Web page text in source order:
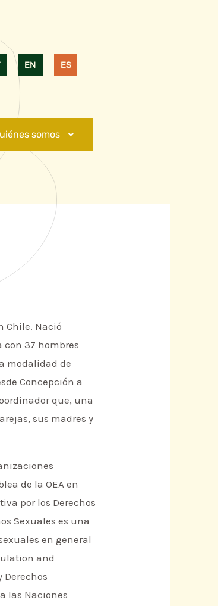
EN ES
somos
Chile. Nació
con 37 hombres
modalidad de
Concepción a
que, una
sus madres y
de la OEA en
por los Derechos
Sexuales es una
en general
and
Derechos
las Naciones